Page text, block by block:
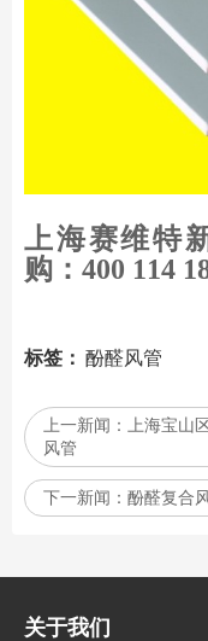
上海赛维特
购：400 114
标签： 酚醛风管
上一新闻：
上海宝山
风管
下一新闻： 酚醛复合
关于我们